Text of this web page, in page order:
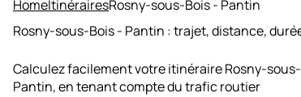
HomeItinérairesRosny-sous-Bois - Pantin
Rosny-sous-Bois - Pantin : trajet, distance,
Calculez facilement votre itinéraire Rosny-
Pantin, en tenant compte du trafic routier